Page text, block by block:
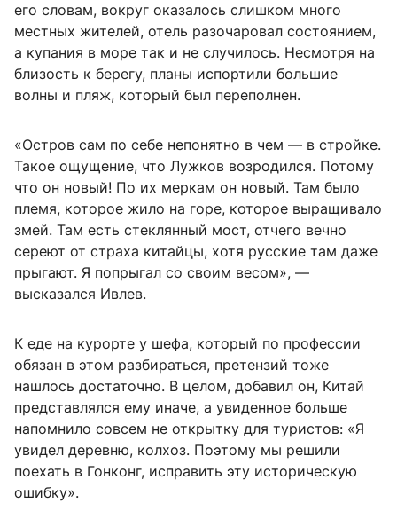
его словам, вокруг оказалось слишком много
местных жителей, отель разочаровал состоянием,
а купания в море так и не случилось. Несмотря на
близость к берегу, планы испортили большие
волны и пляж, который был переполнен.
«Остров сам по себе непонятно в чем — в стройке.
Такое ощущение, что Лужков возродился. Потому
что он новый! По их меркам он новый. Там было
племя, которое жило на горе, которое выращивало
змей. Там есть стеклянный мост, отчего вечно
сереют от страха китайцы, хотя русские там даже
прыгают. Я попрыгал со своим весом», —
высказался Ивлев.
К еде на курорте у шефа, который по профессии
обязан в этом разбираться, претензий тоже
нашлось достаточно. В целом, добавил он, Китай
представлялся ему иначе, а увиденное больше
напомнило совсем не открытку для туристов: «Я
увидел деревню, колхоз. Поэтому мы решили
поехать в Гонконг, исправить эту историческую
ошибку».